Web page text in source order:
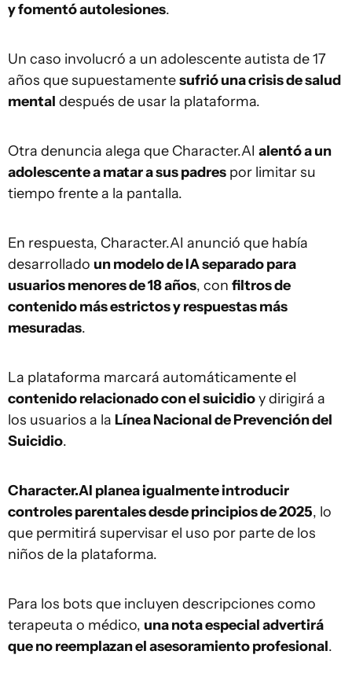
y fomentó autolesiones.
Un caso involucró a un adolescente autista de 17
años que supuestamentesufrió una crisis de salud
mental después de usar la plataforma.
Otra denuncia alega que Character.AI alentó a un
adolescente a matar a sus padres por limitar su
tiempo frente a la pantalla.
En respuesta, Character.AI anunció que había
desarrollado un modelo de IA separado para
usuarios menores de 18 años, con filtros de
contenido más estrictos y respuestas más
mesuradas.
La plataforma marcará automáticamente el
contenido relacionado con el suicidioy dirigirá a
los usuarios a la Línea Nacional de Prevención del
Suicidio.
Character.AI planea igualmente introducir
controles parentales desde principios de 2025, lo
que permitirá supervisar el uso por parte de los
niños de la plataforma.
Para los bots que incluyen descripciones como
terapeuta o médico, una nota especial advertirá
que no reemplazan el asesoramiento profesional.